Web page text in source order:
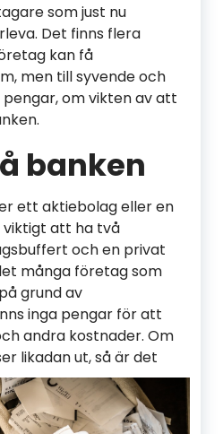
som just nu
Det finns flera
kan få
men till syvende och
om vikten av att
banken
ett aktiebolag eller en
viktigt att ha två
och en privat
många företag som
grund av
inga pengar för att
andra kostnader. Om
likadan ut, så är det